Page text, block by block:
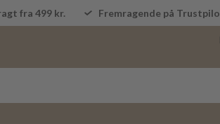
fra 499 kr. Fremragende på